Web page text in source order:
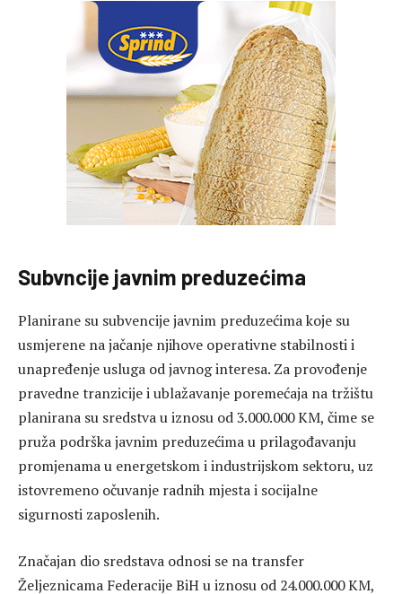
Subvncije javnim preduzećima
Planirane su subvencije javnim preduzećima koje su
usmjerene na jačanje njihove operativne stabilnosti i
unapređenje usluga od javnog interesa. Za provođenje
pravedne tranzicije i ublažavanje poremećaja na tržištu
planirana su sredstva u iznosu od 3.000.000 KM, čime se
pruža podrška javnim preduzećima u prilagođavanju
promjenama u energetskom i industrijskom sektoru, uz
istovremeno očuvanje radnih mjesta i socijalne
sigurnosti zaposlenih.
Značajan dio sredstava odnosi se na transfer
Željeznicama Federacije BiH u iznosu od 24.000.000 KM,